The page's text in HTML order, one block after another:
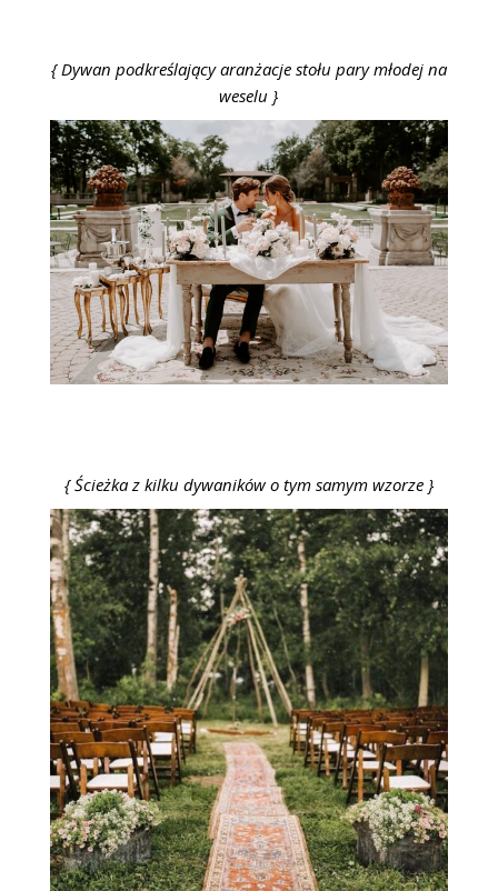
{ Dywan podkreślający aranżacje stołu pary młodej na
weselu }
{ Ścieżka z kilku dywaników o tym samym wzorze }